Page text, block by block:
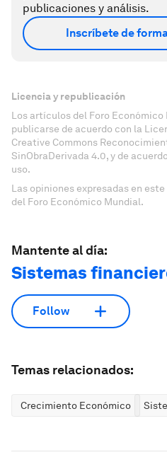
publicaciones y análisis.
Inscríbete de
Licencia y republicación
Los artículos del Foro Económico
publicarse de acuerdo con la
Creative Commons
SinObraDerivada 4.0, y de
uso.
Las opiniones expresadas en
del Foro Económico Mundial.
Mantente al día:
Sistemas
Follow
Temas relacionados:
Crecimiento Económico